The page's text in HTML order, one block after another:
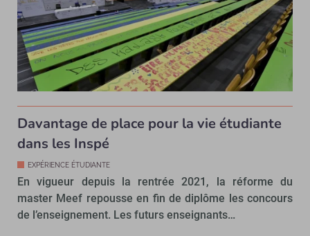
Davantage de place pour la vie étudiante
dans les Inspé
EXPÉRIENCE ÉTUDIANTE
En vigueur depuis la rentrée 2021, la réforme du
master Meef repousse en fin de diplôme les concours
de l’enseignement. Les futurs enseignants…